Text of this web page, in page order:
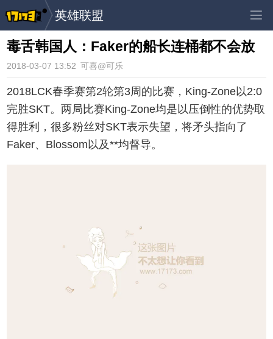
英雄联盟
毒舌韩国人：Faker的船长连桶都不会放
2018-03-07 13:52 可喜@可乐
2018LCK春季赛第2轮第3周的比赛，King-Zone以2:0
完胜SKT。两局比赛King-Zone均是以压倒性的优势取
得胜利，很多粉丝对SKT表示失望，将矛头指向了
Faker、Blossom以及**均督导。